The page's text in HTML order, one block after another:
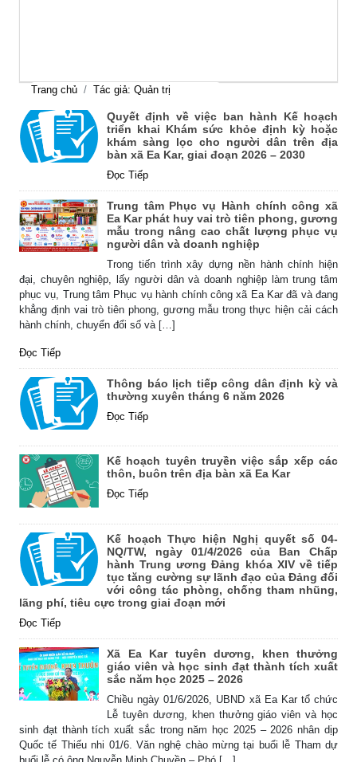
Trang chủ Tác giả: Quản trị
Quyết định về việc ban hành Kế hoạch
triển khai Khám sức khỏe định kỳ hoặc
khám sàng lọc cho người dân trên địa
bàn xã Ea Kar, giai đoạn 2026 – 2030
Đọc Tiếp
Trung tâm Phục vụ Hành chính công xã
Ea Kar phát huy vai trò tiên phong, gương
mẫu trong nâng cao chất lượng phục vụ
người dân và doanh nghiệp
Trong tiến trình xây dựng nền hành chính hiện
đại, chuyên nghiệp, lấy người dân và doanh nghiệp làm trung tâm
phục vụ, Trung tâm Phục vụ hành chính công xã Ea Kar đã và đang
khẳng định vai trò tiên phong, gương mẫu trong thực hiện cải cách
hành chính, chuyển đổi số và […]
Đọc Tiếp
Thông báo lịch tiếp công dân định kỳ và
thường xuyên tháng 6 năm 2026
Đọc Tiếp
Kế hoạch tuyên truyền việc sắp xếp các
thôn, buôn trên địa bàn xã Ea Kar
Đọc Tiếp
Kế hoạch Thực hiện Nghị quyết số 04-
NQ/TW, ngày 01/4/2026 của Ban Chấp
hành Trung ương Đảng khóa XIV về tiếp
tục tăng cường sự lãnh đạo của Đảng đối
với công tác phòng, chống tham nhũng,
lãng phí, tiêu cực trong giai đoạn mới
Đọc Tiếp
Xã Ea Kar tuyên dương, khen thưởng
giáo viên và học sinh đạt thành tích xuất
sắc năm học 2025 – 2026
Chiều ngày 01/6/2026, UBND xã Ea Kar tổ chức
Lễ tuyên dương, khen thưởng giáo viên và học
sinh đạt thành tích xuất sắc trong năm học 2025 – 2026 nhân dịp
Quốc tế Thiếu nhi 01/6. Văn nghệ chào mừng tại buổi lễ Tham dự